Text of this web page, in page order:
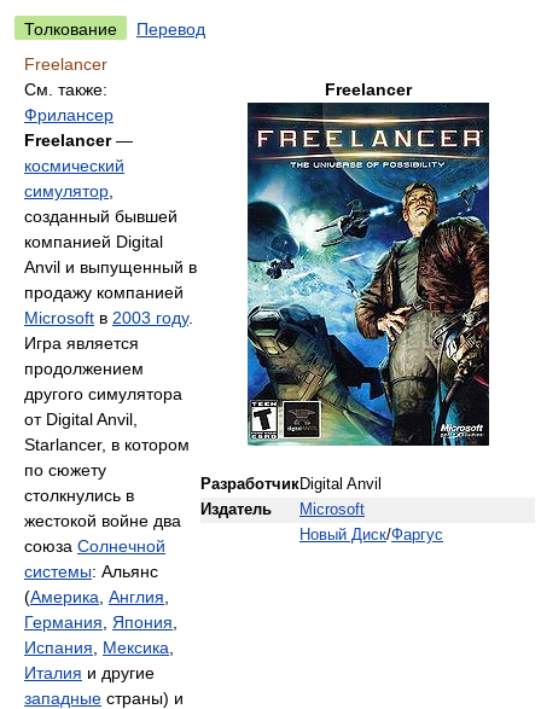
Толкование
Перевод
Freelancer
Freelancer
РазработчикDigital Anvil
Издатель
Microsoft
Новый Диск/Фаргус
См. также:
Фрилансер
Freelancer—
космический
симулятор
созданный бывшей
компанией Digital
Anvil и выпущенный в
продажу компанией
Microsoft в 2003 году.
Игра является
продолжением
другого симулятора
от Digital Anvil,
Starlancer, в котором
по сюжету
столкнулись в
жестокой войне два
союза Солнечной
системы: Альянс
(Америка Англия
Германия
Япония
Испания
Мексика
Италия и другие
западные страны) и